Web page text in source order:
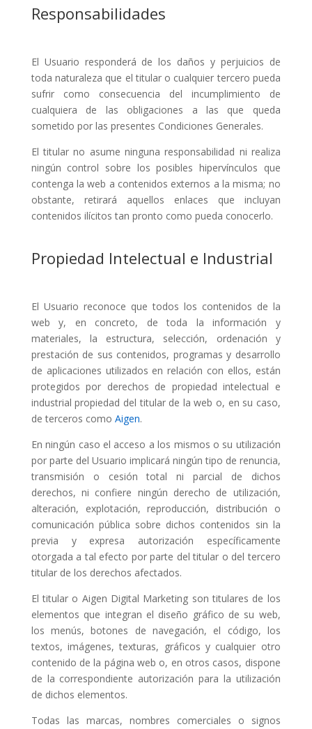
Responsabilidades
El Usuario responderá de los daños y perjuicios de
toda naturaleza que el titular o cualquier tercero pueda
sufrir como consecuencia del incumplimiento de
cualquiera de las obligaciones a las que queda
sometido por las presentes Condiciones Generales.
El titular no asume ninguna responsabilidad ni realiza
ningún control sobre los posibles hipervínculos que
contenga la web a contenidos externos a la misma; no
obstante, retirará aquellos enlaces que incluyan
contenidos ilícitos tan pronto como pueda conocerlo.
Propiedad Intelectual e Industrial
El Usuario reconoce que todos los contenidos de la
web y, en concreto, de toda la información y
materiales, la estructura, selección, ordenación y
prestación de sus contenidos, programas y desarrollo
de aplicaciones utilizados en relación con ellos, están
protegidos por derechos de propiedad intelectual e
industrial propiedad del titular de la web o, en su caso,
de terceros como Aigen.
En ningún caso el acceso a los mismos o su utilización
por parte del Usuario implicará ningún tipo de renuncia,
transmisión o cesión total ni parcial de dichos
derechos, ni confiere ningún derecho de utilización,
alteración, explotación, reproducción, distribución o
comunicación pública sobre dichos contenidos sin la
previa y expresa autorización específicamente
otorgada a tal efecto por parte del titular o del tercero
titular de los derechos afectados.
El titular o Aigen Digital Marketing son titulares de los
elementos que integran el diseño gráfico de su web,
los menús, botones de navegación, el código, los
textos, imágenes, texturas, gráficos y cualquier otro
contenido de la página web o, en otros casos, dispone
de la correspondiente autorización para la utilización
de dichos elementos.
Todas las marcas, nombres comerciales o signos